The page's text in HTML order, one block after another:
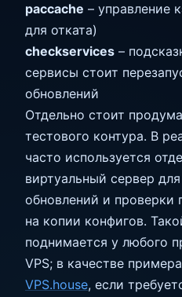
paccache – управление
для отката)
checkservices –
сервисы стоит
обновлений
Отдельно стоит
тестового контура. В
часто используется
виртуальный сервер
обновлений и проверки
на копии конфигов.
поднимается у любого
VPS; в качестве
VPS.house, если